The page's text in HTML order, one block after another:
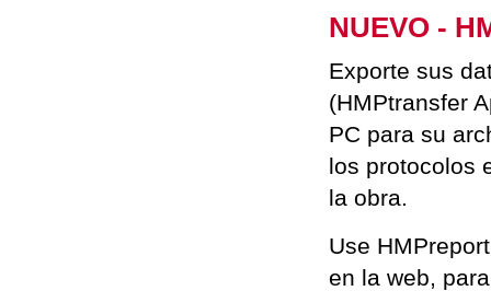
NUEVO -
Exporte sus
(HMPtransfer
PC para su
los protocolos
la obra.
Use
en la web,